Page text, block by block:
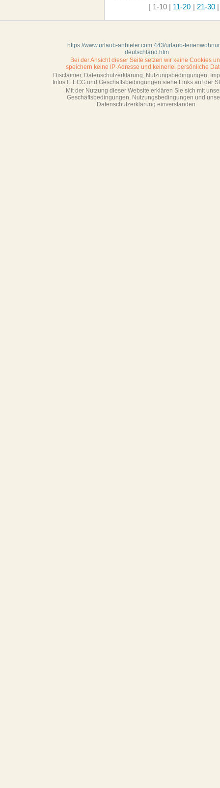
| 1-10 | 11-20 | 21-30
https://www.urlaub-anbieter.com:443/urlaub-
deutschland.htm
Bei der Ansicht dieser Seite setzen wir keine Cookies
speichern keine IP-Adresse und keinerlei persönliche
Disclaimer, Datenschutzerklärung, Nutzungsbedingungen,
Infos lt. ECG und Geschäftsbedingungen siehe Links auf der
Mit der Nutzung dieser Website erklären Sie sich mit
Geschäftsbedin­gungen, Nutzungsbedingungen und
Datenschutzerklärung einverstanden.